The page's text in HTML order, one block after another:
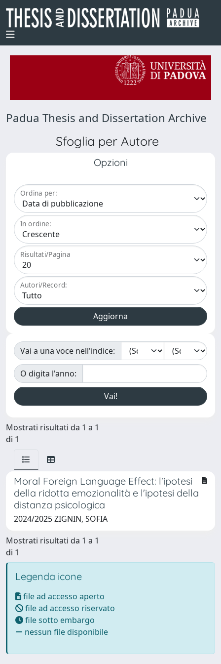
Padua Thesis and Dissertation Archive
Sfoglia per Autore
Opzioni
Ordina per:
In ordine:
Risultati/Pagina
Autori/Record:
Vai a una voce nell'indice:
O digita l'anno:
Mostrati risultati da 1 a 1
di 1
Moral Foreign Language Effect: l'ipotesi
della ridotta emozionalità e l'ipotesi della
distanza psicologica
2024/2025 ZIGNIN, SOFIA
Mostrati risultati da 1 a 1
di 1
Legenda icone
file ad accesso aperto
file ad accesso riservato
file sotto embargo
nessun file disponibile